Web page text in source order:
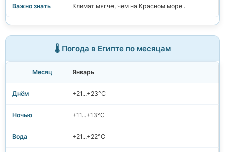
Климат мягче, чем на Красном море .
🌡️ Погода в Египте по месяцам
Январь
+21...+23°C
+11...+13°C
+21...+22°C